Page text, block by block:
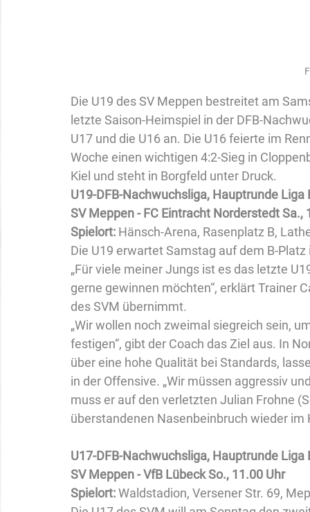
Die U19 des SV Meppen bestreitet am
letzte Saison-Heimspiel in der DFB-
U17 und die U16 an. Die U16 feierte im
Woche einen wichtigen 4:2-Sieg in
Kiel und steht in Borgfeld unter Druck.
U19-DFB-Nachwuchsliga, Hauptrunde Liga
SV Meppen - FC Eintracht Norderstedt Sa.,
Spielort: Hänsch-Arena, Rasenplatz B,
Die U19 erwartet Samstag auf dem B-
„Für viele meiner Jungs ist es das letzte
gerne gewinnen möchten“, erklärt Trainer
des SVM übernimmt.
„Wir wollen noch zweimal siegreich sein,
festigen“, gibt der Coach das Ziel aus. In
über eine hohe Qualität bei Standards,
in der Offensive. „Wir müssen aggressiv
muss er auf den verletzten Julian Frohne
überstandenen Nasenbeinbruch wieder im
U17-DFB-Nachwuchsliga, Hauptrunde Liga
SV Meppen - VfB Lübeck So., 11.00 Uhr
Spielort: Waldstadion, Versener Str. 69,